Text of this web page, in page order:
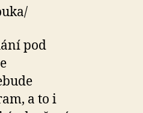
pod
a to i